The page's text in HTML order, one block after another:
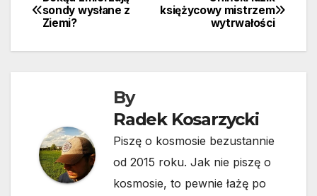
wpisu
księżycowy mistrzem
wytrwałości
sondy wysłane z
Ziemi?
By
Radek Kosarzycki
Piszę o kosmosie bezustannie
od 2015 roku. Jak nie piszę o
kosmosie, to pewnie łażę po